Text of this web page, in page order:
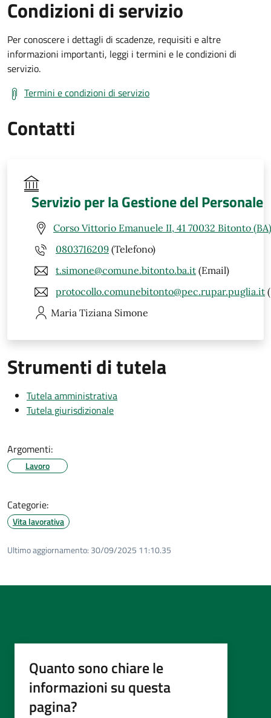
Condizioni di servizio
Per conoscere i dettagli di scadenze, requisiti e altre
informazioni importanti, leggi i termini e le condizioni di
servizio.
Termini e condizioni di servizio
Contatti
Servizio per la Gestione del Personale
Corso Vittorio Emanuele II, 41 70032 Bitonto (BA)
0803716209 (Telefono)
t.simone@comune.bitonto.ba.it (Email)
protocollo.comunebitonto@pec.rupar.puglia.it
Maria Tiziana Simone
Strumenti di tutela
Tutela amministrativa
Tutela giurisdizionale
Argomenti:
Lavoro
Categorie:
Vita lavorativa
Ultimo aggiornamento: 30/09/2025 11:10.35
Quanto sono chiare le
informazioni su questa
pagina?